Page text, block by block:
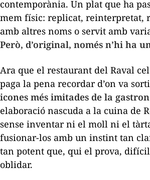
contemporània. Un plat que ha
mem físic: replicat, reinterpretat,
amb altres noms o servit amb
Però, d’original, només n’hi ha
Ara que el restaurant del Raval
paga la pena recordar d’on va
icones més imitades de la
elaboració nascuda a la cuina de
sense inventar ni el moll ni el
fusionar-los amb un instint tan
tan potent que, qui el prova,
oblidar.